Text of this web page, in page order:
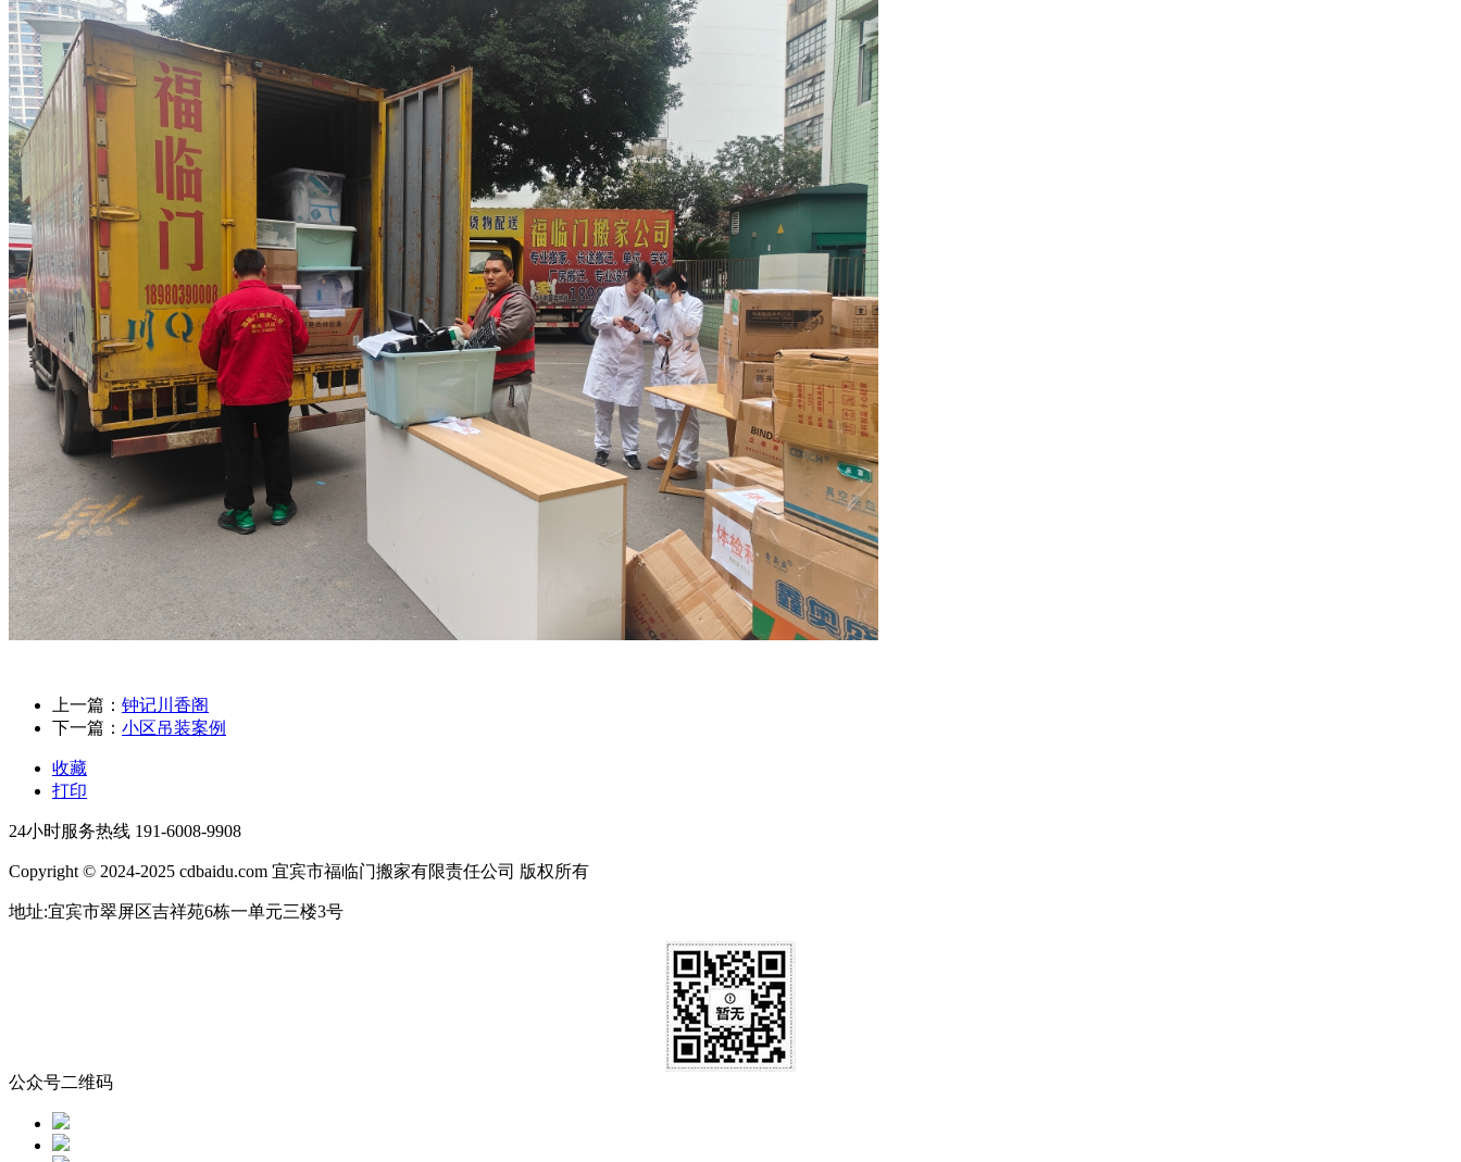
上一篇： 钟记川香阁
下一篇： 小区吊装案例
收藏
打印
24小时服务热线 191-6008-9908
Copyright © 2024-2025 cdbaidu.com 宜宾市福临门搬家有限责任公司 版权所有
地址:宜宾市翠屏区吉祥苑6栋一单元三楼3号
公众号二维码